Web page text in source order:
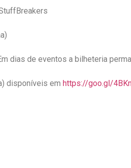
dias de eventos a bilheteria
disponíveis em https://goo.gl/